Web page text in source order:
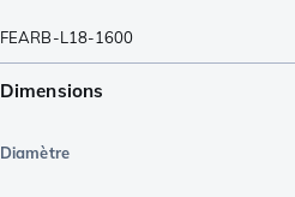
FEARB-L18-1600
Dimensions
Diamètre